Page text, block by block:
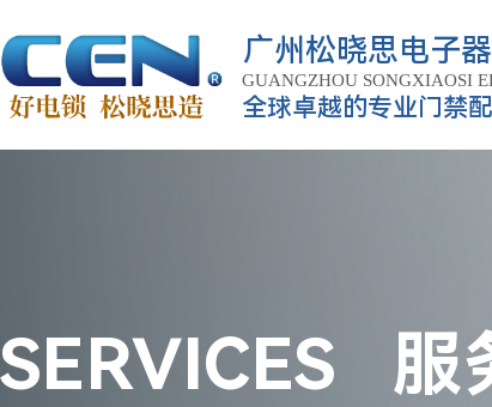
广州松晓思电子
GUANGZHOU SONGXIAOSI
CO.,LTD
全球卓越的专业门禁
SERVICES 服